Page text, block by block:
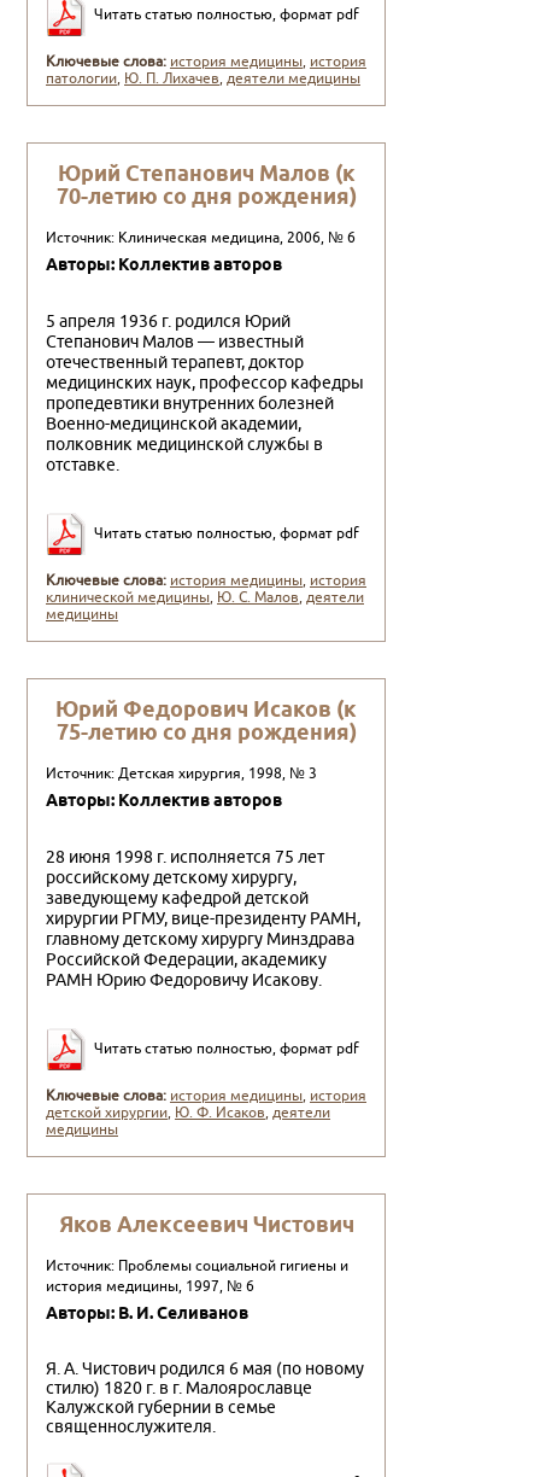
Читать статью полностью, формат pdf
Ключевые слова: история медицины, история
патологии, Ю. П. Ли­хачев,деятели медицины
Юрий Степанович Малов (к
70-летию со дня рождения)
Источник: Клиническая медицина, 2006, № 6
Авторы: Коллектив авторов
5 апреля 1936 г. родился Юрий
Степанович Малов — известный
отечественный терапевт, доктор
медицинских наук, профессор кафедры
пропедевтики внутренних бо­лезней
Военно-медицинской академии,
полковник ме­дицинской службы в
отставке.
Читать статью полностью, формат pdf
Ключевые слова: история медицины, история
клинической медицины, Ю. С. Малов,деятели
медицины
Юрий Федорович Исаков (к
75-летию со дня рождения)
Источник: Детская хирургия, 1998, № 3
Авторы: Коллектив авторов
28 июня 1998 г. исполняется 75 лет
российскому детскому хи­рургу,
заведующему кафедрой детской
хирургии РГМУ, вице-пре­зиденту РАМН,
главному детскому хирургу Минздрава
Россий­ской Федерации, академику
РАМН Юрию Федоровичу Исакову.
Читать статью полностью, формат pdf
Ключевые слова: история медицины, история
детской хирургии, Ю. Ф. Исаков,деятели
медицины
Яков Алексеевич Чистович
Источник: Проблемы социальной гигиены и
история медицины, 1997, № 6
Авторы: В. И. Селиванов
Я. А. Чистович родился 6 мая (по новому
стилю) 1820 г. в г. Малоярославце
Калужской губернии в семье
священнослу­жителя.